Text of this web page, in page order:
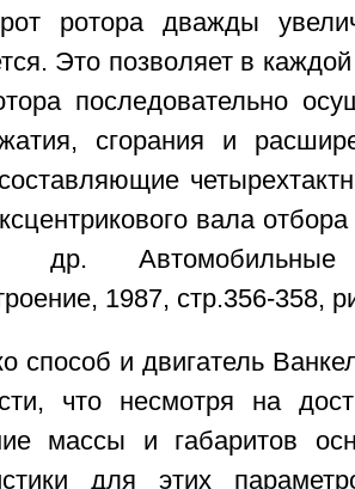
ротора дважды
Это позволяет в
последовательно
сгорания и
вала
Автомобильные
1987, стр.356-358,
способ и двигатель
что несмотря на
массы и габаритов
для этих